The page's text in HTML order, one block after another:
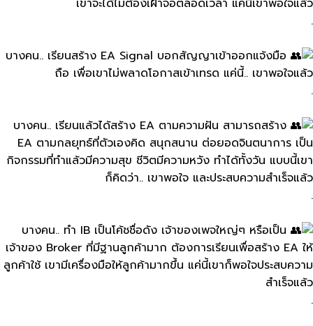
เขาจะได้ไม่ต้องเฝ้าจอตลอดเวลา​ แค่นี้​เขาพอใจแล้ว
.
บางคน.. เรียนสร้าง​ EA Signal บอกสัญญาเข้าออกแจ้งมือ
ถือ​ เพื่อเขาไม่พลาดโอกาสเข้าเทรด​ แค่นี้.. เขาพอใจ​แล้ว
.
บางคน.. เรียนแล้วได้สร้าง​ EA​ ตามความฝัน สามารถสร้าง​
EA​ ตามกลยุทธ์​ที่ตัวเองคิด​ สนุกสนาน ต่อยอดจินตนาการ​ เป็น
กิจกรรมที่ทำแล้วมีความสุข​ ชีวิตมีความหวัง​ ทำได้ทั้งวัน​ แบบนี้เขา
ก็คิดว่า.. เขาพอใจ​ และประสบความสําเร็จ​แล้ว
.
บางคน.. ทำ​ IB เป็นโค้ชชื่อ​ดัง เจ้าของเพจใหญ่ๆ​ หรือเป็น
เจ้าของ​ Broker ที่มีฐานลูกค้ามาก ต้องการเรียนเพื่อสร้าง EA​ ให้
ลูกค้า​ใช้​ เขามีเครื่องมือให้ลูกค้ามากขึ้น แค่นี้เขาก็พอใจ​ประสบความ​
สำเร็จแล้ว
.